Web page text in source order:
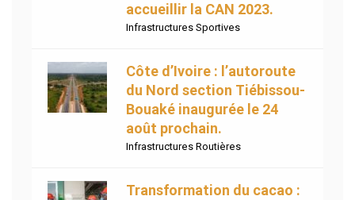
accueillir la CAN 2023.
Infrastructures Sportives
Côte d’Ivoire : l’autoroute
du Nord section Tiébissou-
Bouaké inaugurée le 24
août prochain.
Infrastructures Routières
Transformation du cacao :